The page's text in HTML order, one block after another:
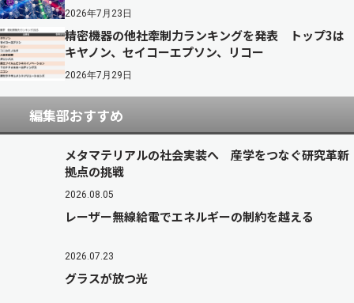
2026年7月23日
精密機器の他社牽制力ランキングを発表 トップ3は
キヤノン、セイコーエプソン、リコー
2026年7月29日
編集部おすすめ
メタマテリアルの社会実装へ 産学をつなぐ研究革新
拠点の挑戦
2026.08.05
レーザー無線給電でエネルギーの制約を越える
2026.07.23
グラスが放つ光